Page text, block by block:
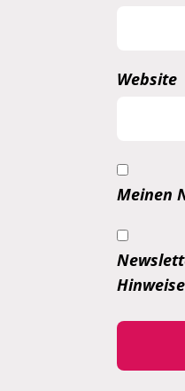
Website
Meinen